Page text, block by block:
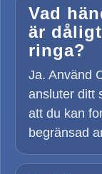
Vad
är
ringa?
Ja. Använd
ansluter ditt
att du kan
begränsad